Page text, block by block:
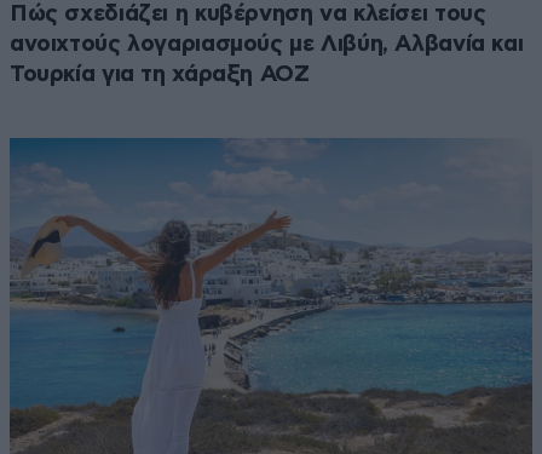
Πώς σχεδιάζει η κυβέρνηση να κλείσει τους
ανοιχτούς λογαριασμούς με Λιβύη, Αλβανία και
Τουρκία για τη χάραξη ΑΟΖ